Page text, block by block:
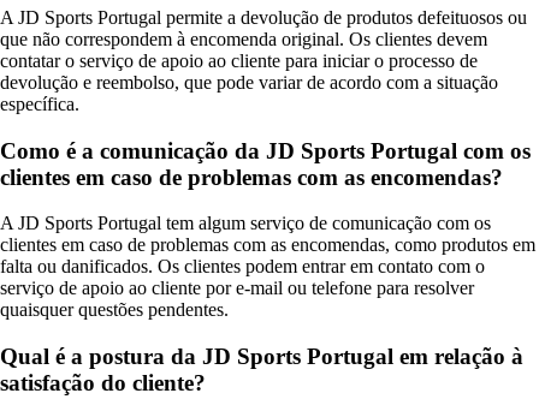
A JD Sports Portugal permite a devolução de produtos defeituosos ou
que não correspondem à encomenda original. Os clientes devem
contatar o serviço de apoio ao cliente para iniciar o processo de
devolução e reembolso, que pode variar de acordo com a situação
específica.
Como é a comunicação da JD Sports Portugal com os
clientes em caso de problemas com as encomendas?
A JD Sports Portugal tem algum serviço de comunicação com os
clientes em caso de problemas com as encomendas, como produtos em
falta ou danificados. Os clientes podem entrar em contato com o
serviço de apoio ao cliente por e-mail ou telefone para resolver
quaisquer questões pendentes.
Qual é a postura da JD Sports Portugal em relação à
satisfação do cliente?